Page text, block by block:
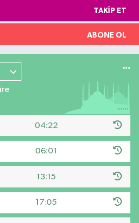
TAKIP ET
ABONE OL
04:22
06:01
13:15
17:05